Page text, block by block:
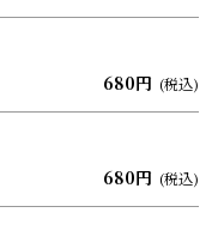
680円 (税込)
680円 (税込)